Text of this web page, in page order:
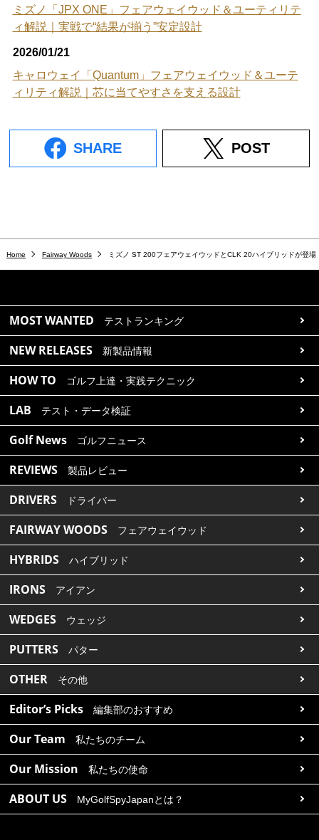
ミズノ「JPX ONE」フェアウェイウッド＆ユーティリテ
ィ解説｜実戦で“結果が揃う”安定設計
2026/01/21
キャロウェイ「Quantum」フェアウェイウッド＆ユーテ
ィリティ解説｜芯に当てやすさを支える設計
SHARE POST
Home Fairway Woods ミズノ ST 200フェアウェイウッドとCLK 20ハイブリッドが登場
MOST WANTED テストランキング
NEW RELEASES 新製品情報
HOW TO ゴルフ上達・実践テクニック
LAB テスト・データ検証
Golf News ゴルフニュース
REVIEWS 製品レビュー
DRIVERS ドライバー
FAIRWAY WOODS フェアウェイウッド
HYBRIDS ハイブリッド
IRONS アイアン
WEDGES ウェッジ
PUTTERS パター
OTHER その他
Editor’s Picks 編集部のおすすめ
Our Team 私たちのチーム
Our Mission 私たちの使命
ABOUT US MyGolfSpyJapanとは？